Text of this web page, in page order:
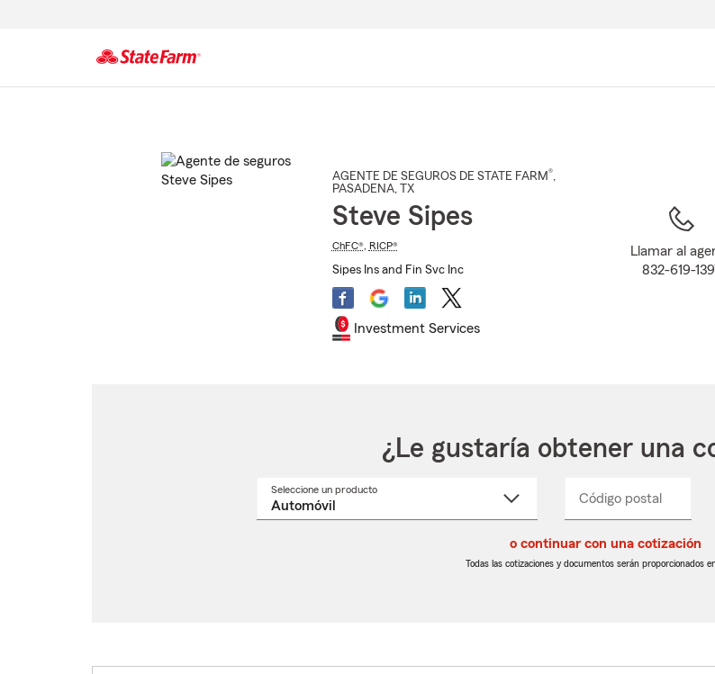
AGENTE DE SEGUROS DE STATE FARM®,
PASADENA, TX
Steve Sipes
ChFC®, RICP®
Sipes Ins and Fin Svc Inc
Investment Services
Llamar al
832-619-
¿Le gustaría obtener una
Seleccione un productoSeleccione
Código postal
postal
de
postal
de
_____
o continuar con una cotización
Todas las cotizaciones y documentos serán proporcionados